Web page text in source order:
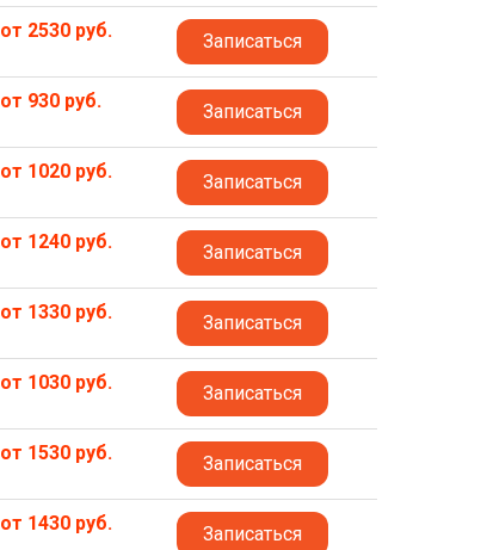
от 2530 руб. Записаться
от 930 руб. Записаться
от 1020 руб. Записаться
от 1240 руб. Записаться
от 1330 руб. Записаться
от 1030 руб. Записаться
от 1530 руб. Записаться
от 1430 руб. Записаться